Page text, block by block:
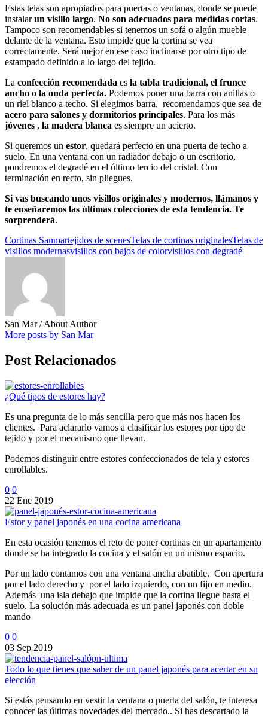
Estas telas son apropiados para puertas o ventanas, donde se puede
instalarun visillo largo. No son adecuados para medidas cortas.
Tampoco son recomendables si tenemos un sofá o algún mueble
delante de la ventana. Esto impide que la cortina se vea
correctamente. Será mejor en ese caso inclinarse por otro tipo de
estampado definido a lo largo del tejido.
La confección recomendada es la tabla tradicional, el frunce
ancho o la onda perfecta. Podemos poner una barra con anillas o
un riel blanco a techo. Si elegimos barra, recomendamos que sea de
acero para salones y dormitorios principales. Para los más
jóvenes , la madera blanca es siempre un acierto.
Si queremos un estor, quedará perfecto en una puerta de techo a
suelo. En una ventana con un radiador debajo o un escritorio,
pondremos el degradé en el último tercio del cristal. Con
terminación en recto, sin pliegues.
Si vas buscando unos visillos originales y modernos, llámanos y
te enseñaremos las últimas colecciones de esta tendencia. Te
sorprenderá.
Cortinas Sanmartejidos de scenesTelas de cortinas originalesTelas de
visillos modernasvisillos con bajos de colorvisillos con degradé
San Mar/ About Author
More posts by San Mar
Post Relacionados
¿Qué tipos de estores hay?
Es una pregunta de lo más sencilla pero que más nos hacen los
clientes. Para aclararlo vamos a clasificar los estores por tipo de
tejido y por el mecanismo que llevan.
Podemos distinguir entre estores confeccionados de tela y estores
enrollables.
0 0
22 Ene 2019
Estor y panel japonés en una cocina americana
En esta ocasión tenemos el reto de poner cortinas en un apartamento
donde se ha integrado la cocina y el salón en un mismo espacio.
Por un lado contamos con una ventana ancha abatible. Con apertura
por el lado derecho y por el lado izquierdo, con un fijo en medio.
Además una isla debajo que impide que la cortina llegue hasta el
suelo. La solución más adecuada es un panel japonés con doble
mando
0 0
03 Sep 2019
Todo lo que tienes que saber de un panel japonés para acertar en su
elección
Si estás pensando en vestir la ventana o puerta del salón, te interesa
conocer las últimas novedades del mercado.. Si has descartado la